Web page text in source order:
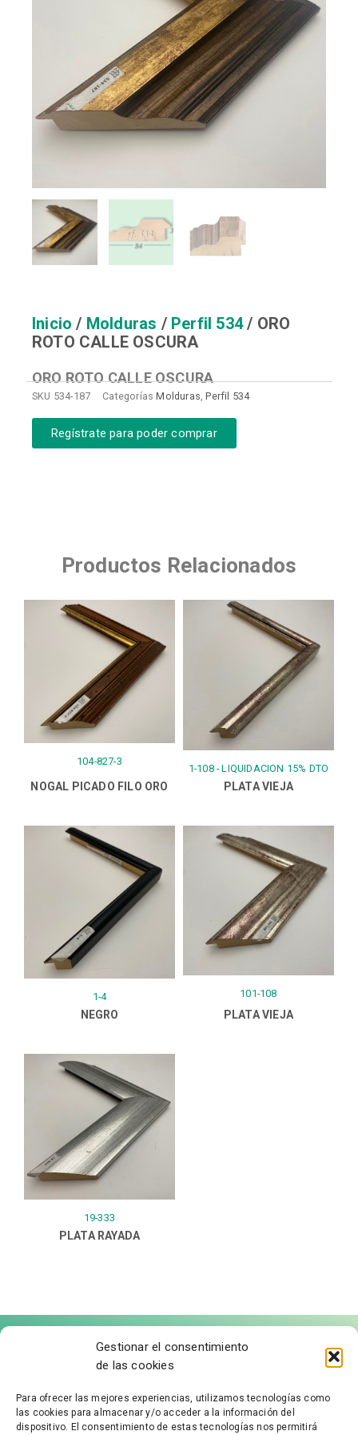
Gestionar el consentimiento
de las cookies
Para ofrecer las mejores experiencias, utilizamos tecnologías como
las cookies para almacenar y/o acceder a la información del
dispositivo. El consentimiento de estas tecnologías nos permitirá
Inicio / Molduras / Perfil 534/ ORO
ROTO CALLE OSCURA
ORO ROTO CALLE OSCURA
SKU 534-187 Categorías Molduras,Perfil 534
Regístrate para poder comprar
Productos Relacionados
104-827-3
NOGAL PICADO FILO ORO
1-108 - LIQUIDACION 15% DTO
PLATA VIEJA
1-4
NEGRO
101-108
PLATA VIEJA
19-333
PLATA RAYADA
FÁBRICA DE MOLDURAS